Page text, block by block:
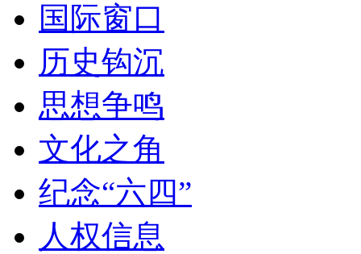
国际窗口
历史钩沉
思想争鸣
文化之角
纪念“六四”
人权信息